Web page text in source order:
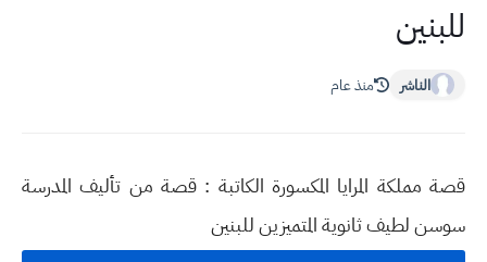
للبنين
الناشر منذ عام
قصة مملكة المرايا المكسورة الكاتبة : قصة من تأليف المدرسة
سوسن لطيف ثانوية المتميزين للبنين